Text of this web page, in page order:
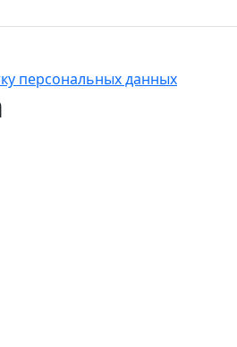
персональных данных